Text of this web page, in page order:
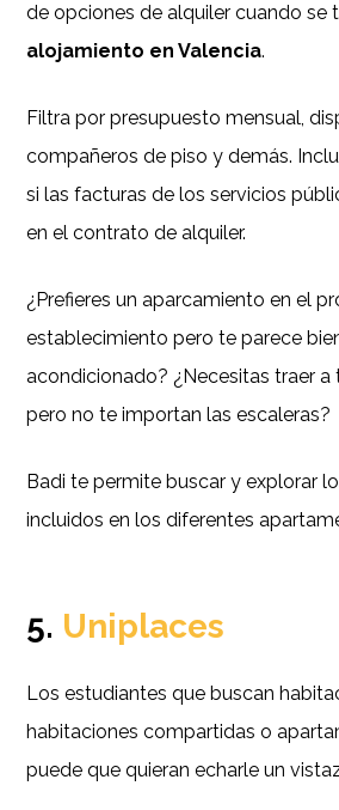
de opciones de alquiler cuando se
alojamiento en Valencia.
Filtra por presupuesto mensual,
compañeros de piso y demás.
si las facturas de los servicios
en el contrato de alquiler.
¿Prefieres un aparcamiento en el
establecimiento pero te parece
acondicionado? ¿Necesitas traer a
pero no te importan las escaleras?
Badi te permite buscar y explorar
incluidos en los diferentes
5. Uniplaces
Los estudiantes que buscan
habitaciones compartidas o
puede que quieran echarle un